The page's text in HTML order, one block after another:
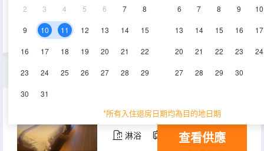
2 3 4 5 6 7 8
9 10 11 12 13 14 15
16 17 18 19 20 21 22
23 24 25 26 27 28 29
30 31
6 7 8 9 10
13 14 15 16 17
20 21 22 23 24
27 28 29 30
*所有入住退房日期均為目的地日期
豪華雙床房
25-30㎡ 1-6層
淋浴 電視機
查看供應